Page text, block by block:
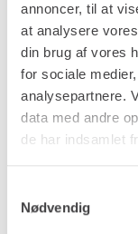
annoncer, til at
at analysere
din brug af vores
for sociale
analysepartnere.
data med andre
de har indsamlet
Nødvendig
Kraftig ydelse
230V og
udstyr
Robust,
IP23-
Kompakt og
byggeplads.
pålidelig